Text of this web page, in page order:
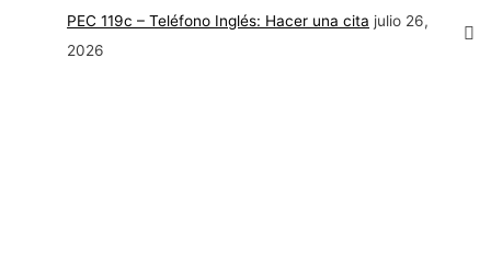
PEC 119c – Teléfono Inglés: Hacer una cita julio 26,
2026